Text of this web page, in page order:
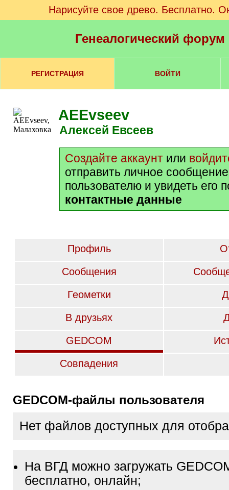
Нарисуйте свое древо. Бесплатно.
Генеалогический
РЕГИСТРАЦИЯ ВОЙТИ
AEEvseev
Алексей Евсеев
Создайте аккаунт или
отправить личное
пользователю и увидеть его
контактные данные
Профиль
Сообщения
Геометки
В друзьях
GEDCOM
Совпадения
GEDCOM-файлы пользователя
Нет файлов доступных для
На ВГД можно загружать
бесплатно, онлайн;